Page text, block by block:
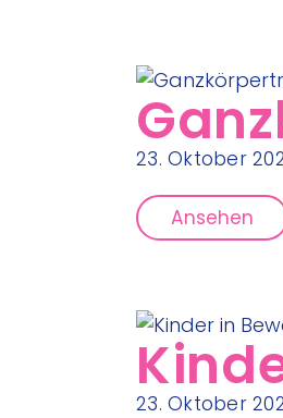
23. Oktober
Ansehen
23. Oktober